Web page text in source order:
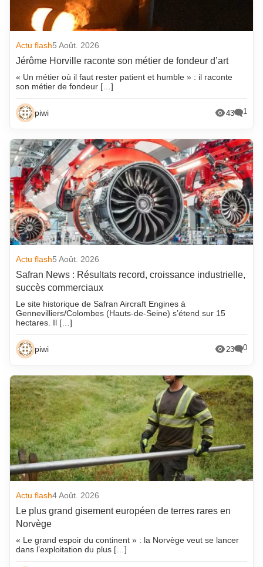
Actu flash5 Août. 2026
Jérôme Horville raconte son métier de fondeur d’art
« Un métier où il faut rester patient et humble » : il raconte
son métier de fondeur […]
piwi 43 1
Actu flash5 Août. 2026
Safran News : Résultats record, croissance industrielle,
succès commerciaux
Le site historique de Safran Aircraft Engines à
Gennevilliers/Colombes (Hauts-de-Seine) s’étend sur 15
hectares. Il […]
piwi 23 0
Actu flash4 Août. 2026
Le plus grand gisement européen de terres rares en
Norvège
« Le grand espoir du continent » : la Norvège veut se lancer
dans l’exploitation du plus […]